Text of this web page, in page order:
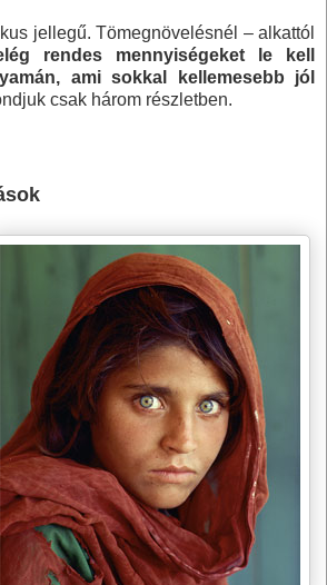
jellegű. Tömegnövelésnél – alkattól
rendes mennyiségeket le kell
ami sokkal kellemesebb jól
csak három részletben.